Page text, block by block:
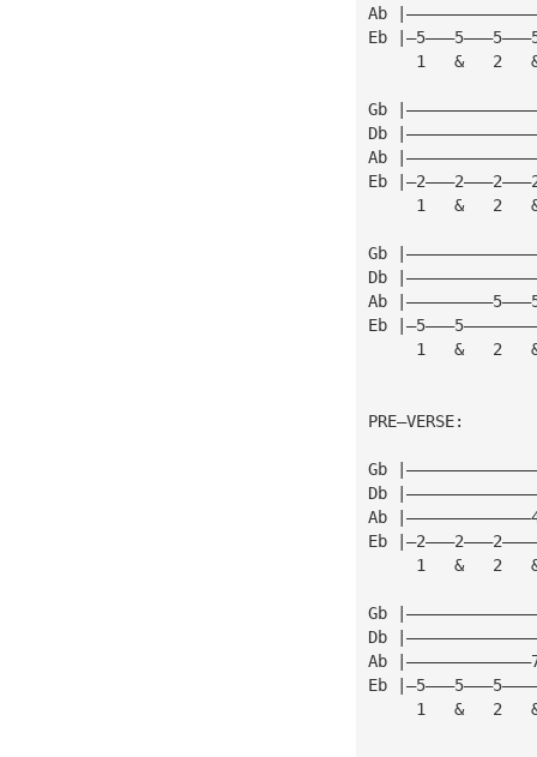
Ab
Eb
1   &   2
Gb
Db
Ab
Eb
1   &   2
Gb
Db
Ab
Eb
1   &   2
PRE—VERSE:
Gb
Db
Ab
Eb
1   &   2
Gb
Db
Ab
Eb
1   &   2